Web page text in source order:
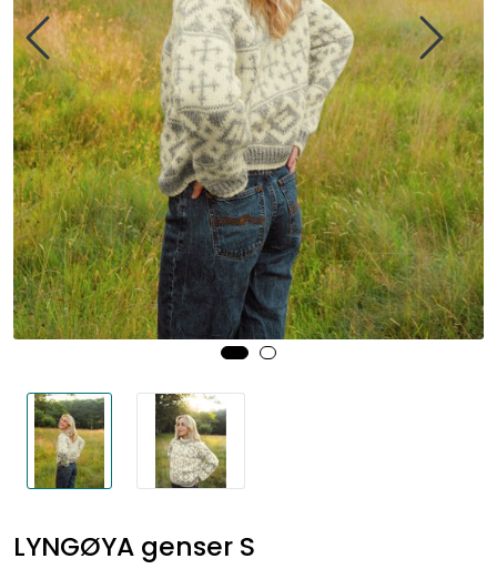
LYNGØYA genser S